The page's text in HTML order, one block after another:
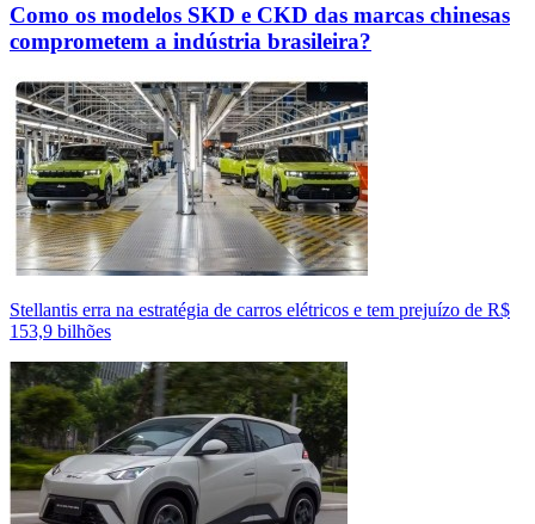
Como os modelos SKD e CKD das marcas chinesas
comprometem a indústria brasileira?
Stellantis erra na estratégia de carros elétricos e tem prejuízo de R$
153,9 bilhões